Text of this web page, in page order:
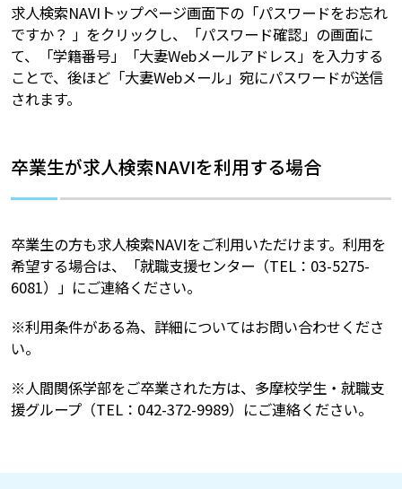
求人検索NAVIトップページ画面下の「パスワードをお忘れ
ですか？ 」をクリックし、「パスワード確認」の画面に
て、「学籍番号」「大妻Webメールアドレス」を入力する
ことで、後ほど「大妻Webメール」宛にパスワードが送信
されます。
卒業生が求人検索NAVIを利用する場合
卒業生の方も求人検索NAVIをご利用いただけます。利用を
希望する場合は、「就職支援センター（TEL：03-5275-
6081）」にご連絡ください。
※利用条件がある為、詳細についてはお問い合わせくださ
い。
※人間関係学部をご卒業された方は、多摩校学生・就職支
援グループ（TEL：042-372-9989）にご連絡ください。